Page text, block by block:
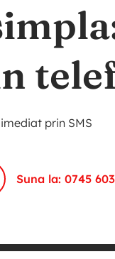
prin SMS
Suna la: 0745